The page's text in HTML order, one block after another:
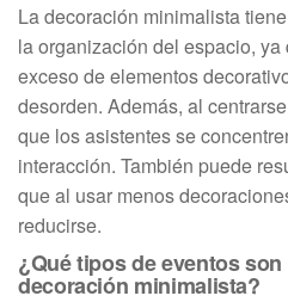
La decoración minimalista
la organización del espacio,
exceso de elementos
desorden. Además, al
que los asistentes se
interacción. También puede
que al usar menos
reducirse.
¿Qué tipos de eventos
decoración minimalista?